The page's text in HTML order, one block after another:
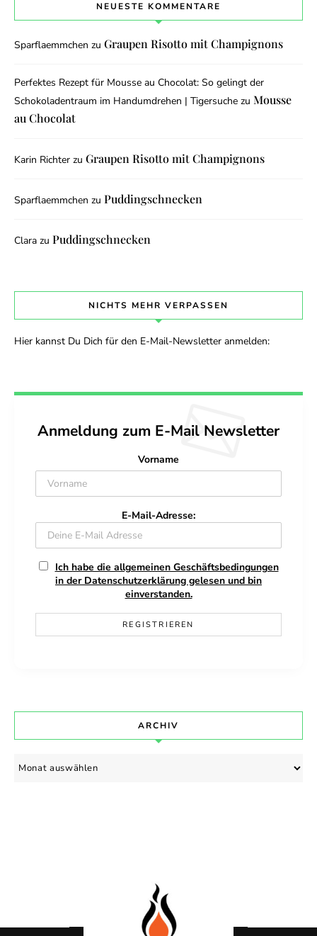
NEUESTE KOMMENTARE
Sparflaemmchen zu Graupen Risotto mit Champignons
Perfektes Rezept für Mousse au Chocolat: So gelingt der
Schokoladentraum im Handumdrehen | Tigersuche zu Mousse
au Chocolat
Karin Richter zu Graupen Risotto mit Champignons
Sparflaemmchen zu Puddingschnecken
Clara zu Puddingschnecken
NICHTS MEHR VERPASSEN
Hier kannst Du Dich für den E-Mail-Newsletter anmelden:
Anmeldung zum E-Mail Newsletter
Vorname
E-Mail-Adresse:
Ich habe die allgemeinen Geschäftsbedingungen
in der Datenschutzerklärung gelesen und bin
einverstanden.
ARCHIV
Archiv